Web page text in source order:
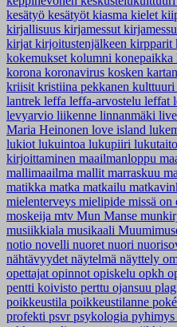
kesätyö kesätyöt kiasma kielet
kirjallisuus kirjamessut
kirjat kirjoitustenjälkeen kirpparit
kokemukset kolumni konepaikka
korona koronavirus kosken
kriisit kristiina pekkanen kulttuuri
lantrek leffa leffa-arvostelu leffat
levyarvio liikenne linnanmäki live
Maria Heinonen love island
lukiot lukuintoa lukupiiri lukutaito
kirjoittaminen maailmanloppu
mallimaailma mallit marraskuu
matikka matka matkailu
mielenterveys mielipide missä on
moskeija mtv Mun Manse
musiikkiala musikaali
notio novelli nuoret nuori
nähtävyydet näytelmä näyttely
opettajat opinnot opiskelu opkh
pentti koivisto perttu ojansuu
poikkeustila poikkeustilanne
profekti psvrpsykologia pyhimys